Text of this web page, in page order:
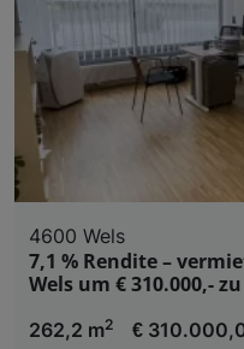
4600 Wels
7,1 % Rendite –
Wels um € 310.000,-
262,2 m2
€